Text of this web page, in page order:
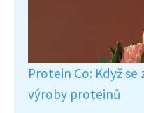
Protein Co: Když
výroby proteinů